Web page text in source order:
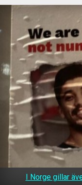
I Norge gillar